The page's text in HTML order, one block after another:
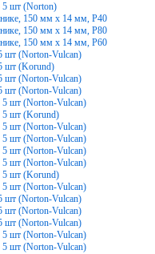
5 шт (Norton)
150 мм x 14 мм, P40
150 мм x 14 мм, P80
150 мм x 14 мм, P60
шт (Norton-Vulcan)
шт (Korund)
шт (Norton-Vulcan)
шт (Norton-Vulcan)
шт (Norton-Vulcan)
5 шт (Korund)
шт (Norton-Vulcan)
шт (Norton-Vulcan)
шт (Norton-Vulcan)
шт (Norton-Vulcan)
5 шт (Korund)
шт (Norton-Vulcan)
шт (Norton-Vulcan)
шт (Norton-Vulcan)
шт (Norton-Vulcan)
шт (Norton-Vulcan)
шт (Norton-Vulcan)